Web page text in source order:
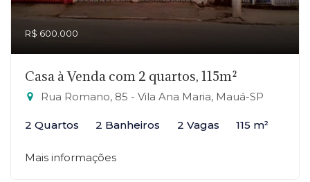
R$ 600.000
Casa à Venda com 2 quartos, 115m²
Rua Romano, 85 - Vila Ana Maria, Mauá-SP
2 Quartos 2 Banheiros 2 Vagas 115 m²
Mais informações